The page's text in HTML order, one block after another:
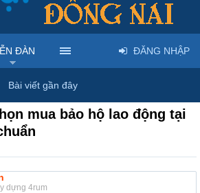
vặt tổng hợp - Uy tín - Miễn phí
mua bảo hộ lao động tại
dựng 4rum
ĐÀN
Bài viết gần đây
ĐĂNG NHẬP